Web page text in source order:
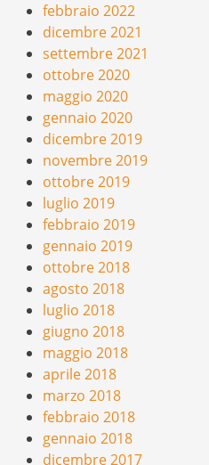
febbraio 2022
dicembre 2021
settembre 2021
ottobre 2020
maggio 2020
gennaio 2020
dicembre 2019
novembre 2019
ottobre 2019
luglio 2019
febbraio 2019
gennaio 2019
ottobre 2018
agosto 2018
luglio 2018
giugno 2018
maggio 2018
aprile 2018
marzo 2018
febbraio 2018
gennaio 2018
dicembre 2017